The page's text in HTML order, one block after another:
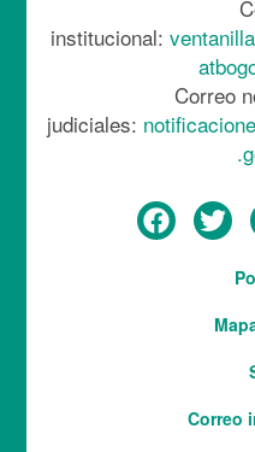
institucional:
Correo
judiciales:
Correo